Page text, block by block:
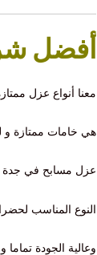
أفضل
معنا أنواع عزل
هي خامات ممتازة و
عزل مسابح في جدة
النوع المناسب
وعالية الجودة